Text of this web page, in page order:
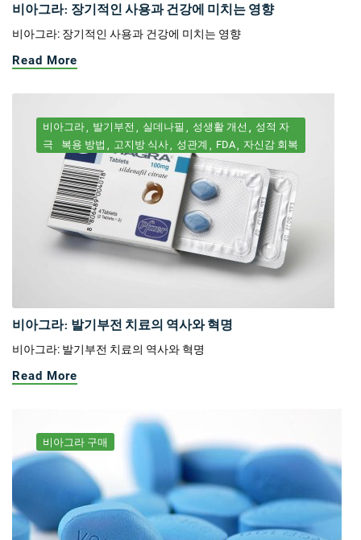
비아그라: 장기적인 사용과 건강에 미치는 영향
비아그라: 장기적인 사용과 건강에 미치는 영향
Read More
비아그라 발기부전 실데나필 성생활 개선
성적 자
극
복용 방법 고지방 식사 성관계 FDA 자신감 회복
비아그라: 발기부전 치료의 역사와 혁명
비아그라: 발기부전 치료의 역사와 혁명
Read More
비아그라 구매